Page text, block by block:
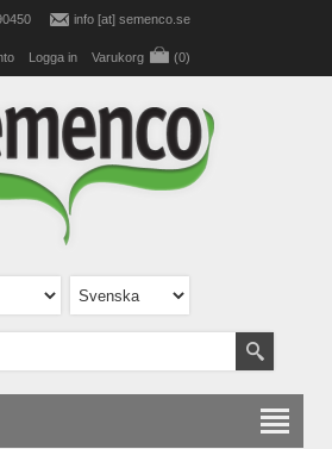
info [at] semenco.se
Logga in Varukorg (0)